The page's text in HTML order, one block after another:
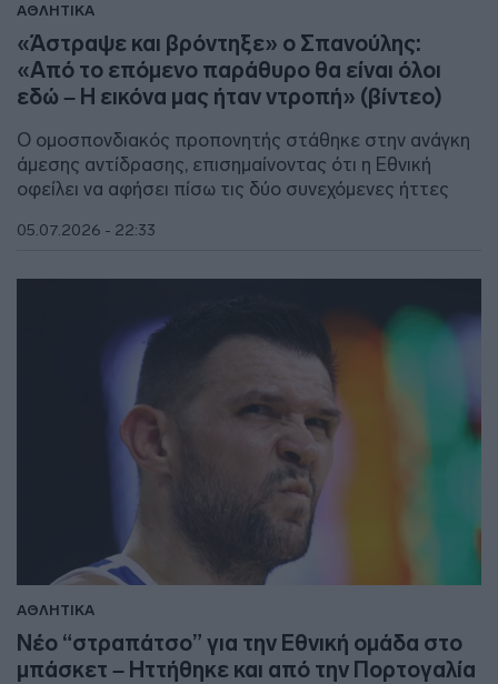
ΑΘΛΗΤΙΚΑ
«Άστραψε και βρόντηξε» ο Σπανούλης:
«Από το επόμενο παράθυρο θα είναι όλοι
εδώ – Η εικόνα μας ήταν ντροπή» (βίντεο)
Ο ομοσπονδιακός προπονητής στάθηκε στην ανάγκη
άμεσης αντίδρασης, επισημαίνοντας ότι η Εθνική
οφείλει να αφήσει πίσω τις δύο συνεχόμενες ήττες
05.07.2026 - 22:33
ΑΘΛΗΤΙΚΑ
Νέο “στραπάτσο” για την Εθνική ομάδα στο
μπάσκετ – Ηττήθηκε και από την Πορτογαλία